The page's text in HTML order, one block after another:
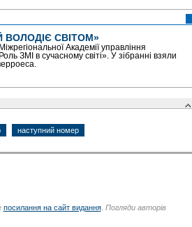
ВОЛОДІЄ СВІТОМ»
Академії управління
ЗМІ в сучасному світі». У зібранні взяли
наступний номер
посилання на сайт видання. Погляди авторів